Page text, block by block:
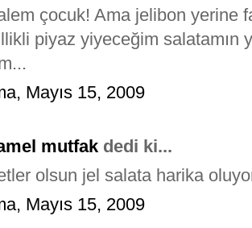
çocuk! Ama jelibon yerine
piyaz yiyeceğim salatamın
Mayıs 15, 2009
mutfak dedi ki...
olsun jel salata harika
Mayıs 15, 2009